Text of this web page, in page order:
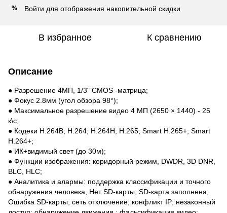
% Войти для отображения накопительной скидки
В избранное К сравнению
Описание
● Разрешение 4МП, 1/3" CMOS -матрица;
● Фокус 2.8мм (угол обзора 98°);
● Максимальное разрешение видео 4 МП (2650 × 1440) - 25
к\с;
● Кодеки H.264B; H.264; H.264H; H.265; Smart H.265+; Smart
H.264+;
● ИК+видимый свет (до 30м);
● Функции изображения: коридорный режим, DWDR, 3D DNR,
BLC, HLC;
● Аналитика и алармы: поддержка классификации и точного
обнаружения человека, Нет SD-карты; SD-карта заполнена;
Ошибка SD-карты; сеть отключение; конфликт IP; незаконный